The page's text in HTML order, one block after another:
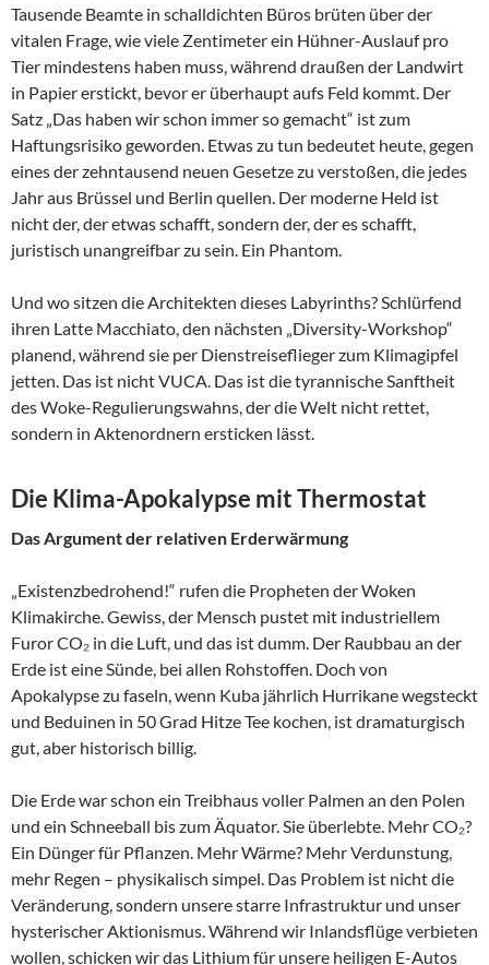
Tausende Beamte in schalldichten Büros brüten über der
vitalen Frage, wie viele Zentimeter ein Hühner-Auslauf pro
Tier mindestens haben muss, während draußen der Landwirt
in Papier erstickt, bevor er überhaupt aufs Feld kommt. Der
Satz „Das haben wir schon immer so gemacht“ ist zum
Haftungsrisiko geworden. Etwas zu tun bedeutet heute, gegen
eines der zehntausend neuen Gesetze zu verstoßen, die jedes
Jahr aus Brüssel und Berlin quellen. Der moderne Held ist
nicht der, der etwas schafft, sondern der, der es schafft,
juristisch unangreifbar zu sein. Ein Phantom.
Und wo sitzen die Architekten dieses Labyrinths? Schlürfend
ihren Latte Macchiato, den nächsten „Diversity-Workshop“
planend, während sie per Dienstreiseflieger zum Klimagipfel
jetten. Das ist nicht VUCA. Das ist die tyrannische Sanftheit
des Woke-Regulierungswahns, der die Welt nicht rettet,
sondern in Aktenordnern ersticken lässt.
Die Klima-Apokalypse mit Thermostat
Das Argument der relativen Erderwärmung
„Existenzbedrohend!“ rufen die Propheten der Woken
Klimakirche. Gewiss, der Mensch pustet mit industriellem
Furor CO₂ in die Luft, und das ist dumm. Der Raubbau an der
Erde ist eine Sünde, bei allen Rohstoffen. Doch von
Apokalypse zu faseln, wenn Kuba jährlich Hurrikane wegsteckt
und Beduinen in 50 Grad Hitze Tee kochen, ist dramaturgisch
gut, aber historisch billig.
Die Erde war schon ein Treibhaus voller Palmen an den Polen
und ein Schneeball bis zum Äquator. Sie überlebte. Mehr CO₂?
Ein Dünger für Pflanzen. Mehr Wärme? Mehr Verdunstung,
mehr Regen – physikalisch simpel. Das Problem ist nicht die
Veränderung, sondern unsere starre Infrastruktur und unser
hysterischer Aktionismus. Während wir Inlandsflüge verbieten
wollen, schicken wir das Lithium für unsere heiligen E-Autos